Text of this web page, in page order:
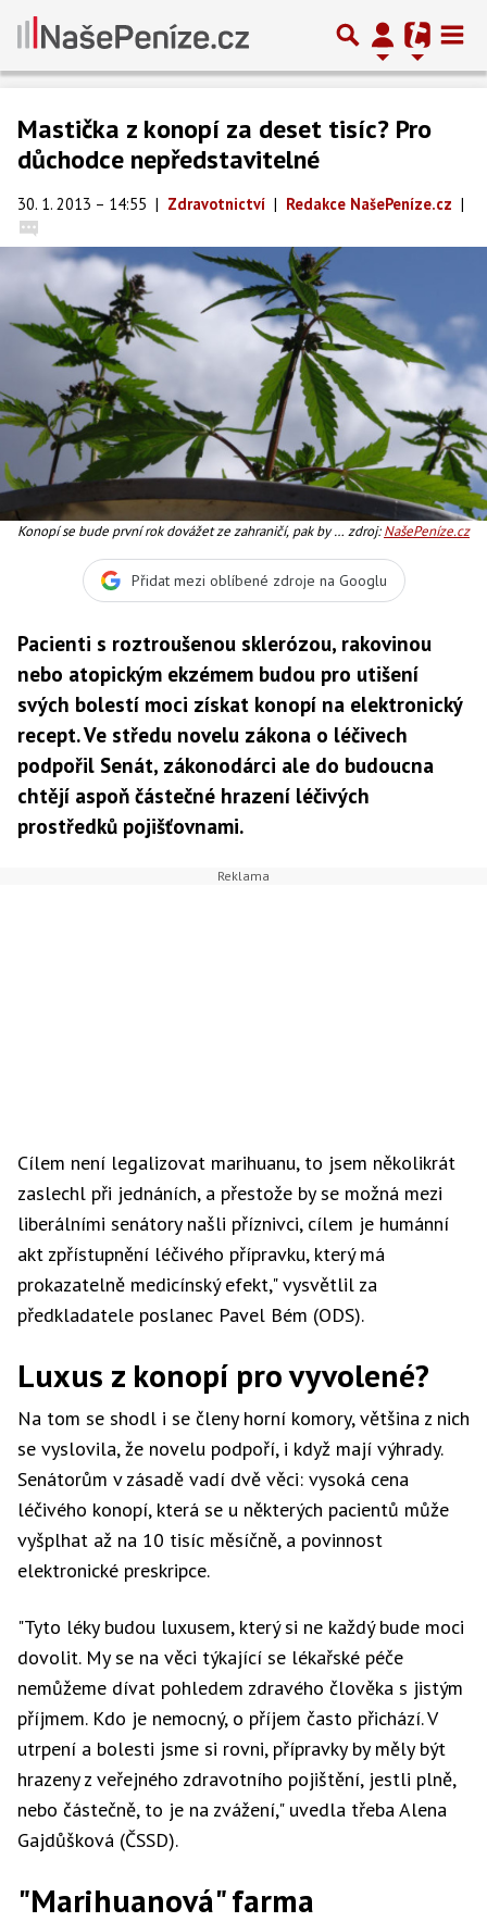
Mastička z konopí za deset tisíc? Pro
důchodce nepředstavitelné
30. 1. 2013 – 14:55 | Zdravotnictví | Redakce NašePeníze.cz |
Konopí se bude první rok dovážet ze zahraničí, pak by se zdroj:NašePeníze.cz
Přidat mezi oblíbené zdroje na Googlu
Pacienti s roztroušenou sklerózou, rakovinou
nebo atopickým ekzémem budou pro utišení
svých bolestí moci získat konopí na elektronický
recept. Ve středu novelu zákona o léčivech
podpořil Senát, zákonodárci ale do budoucna
chtějí aspoň částečné hrazení léčivých
prostředků pojišťovnami.
Cílem není legalizovat marihuanu, to jsem několikrát
zaslechl při jednáních, a přestože by se možná mezi
liberálními senátory našli příznivci, cílem je humánní
akt zpřístupnění léčivého přípravku, který má
prokazatelně medicínský efekt," vysvětlil za
předkladatele poslanec Pavel Bém (ODS).
Luxus z konopí pro vyvolené?
Na tom se shodl i se členy horní komory, většina z nich
se vyslovila, že novelu podpoří, i když mají výhrady.
Senátorům v zásadě vadí dvě věci: vysoká cena
léčivého konopí, která se u některých pacientů může
vyšplhat až na 10 tisíc měsíčně, a povinnost
elektronické preskripce.
"Tyto léky budou luxusem, který si ne každý bude moci
dovolit. My se na věci týkající se lékařské péče
nemůžeme dívat pohledem zdravého člověka s jistým
příjmem. Kdo je nemocný, o příjem často přichází. V
utrpení a bolesti jsme si rovni, přípravky by měly být
hrazeny z veřejného zdravotního pojištění, jestli plně,
nebo částečně, to je na zvážení," uvedla třeba Alena
Gajdůšková (ČSSD).
"Marihuanová" farma